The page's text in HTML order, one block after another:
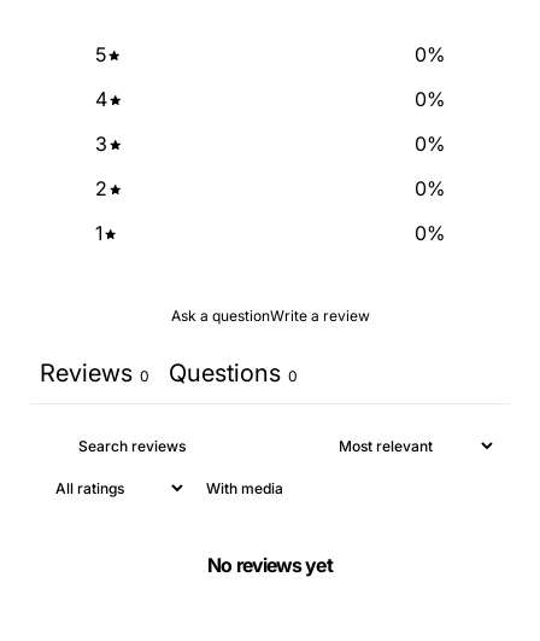
5 0%
4
0%
3
0%
2
0%
1
0%
Ask a questionWrite a review
Reviews 0 Questions 0
With media
No reviews yet